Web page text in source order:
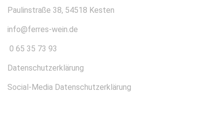
Paulinstraße 38, 54518 Kesten
info@ferres-wein.de
0 65 35 73 93
Datenschutzerklärung
Social-Media Datenschutzerklärung